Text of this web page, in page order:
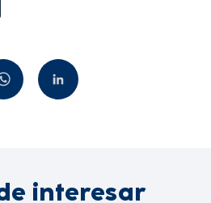
interesar